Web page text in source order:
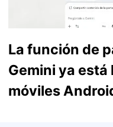
La función de
Gemini ya está
móviles